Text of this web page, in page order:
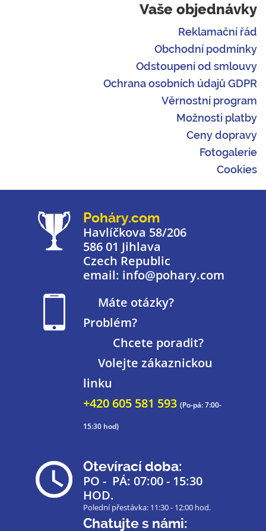
Vaše objednávky
Reklamační řád
Obchodní podmínky
Odstoupení od smlouvy
Ochrana osobních údajů GDPR
Věrnostní program
Možnosti platby
Ceny dopravy
Fotogalerie
Cookies
Poháry.com
Havlíčkova 58/206
586 01 Jihlava
Czech Republic
email: info@pohary.com
Máte otázky?
Problém?
Chcete poradit?
Volejte zákaznickou
linku
+420 605 581 593 (Po-pá: 7:00-
15:30 hod)
Otevírací doba:
PO - PÁ: 07:00 - 15:30
HOD.
Polední přestávka: 11:30 - 12:00 hod.
Chatujte s námi: